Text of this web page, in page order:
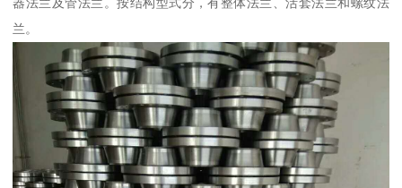
器法兰及管法兰。按结构型式分，有整体法兰、活套法兰和螺纹法
兰。